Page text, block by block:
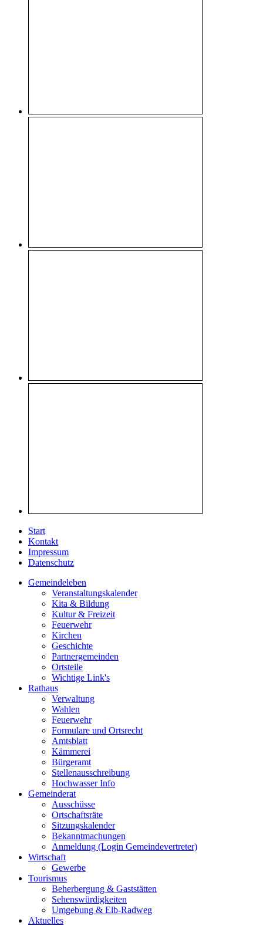
Start
Kontakt
Impressum
Datenschutz
Gemeindeleben
Veranstaltungskalender
Kita & Bildung
Kultur & Freizeit
Feuerwehr
Kirchen
Geschichte
Partnergemeinden
Ortsteile
Wichtige Link's
Rathaus
Verwaltung
Wahlen
Feuerwehr
Formulare und Ortsrecht
Amtsblatt
Kämmerei
Bürgeramt
Stellenausschreibung
Hochwasser Info
Gemeinderat
Ausschüsse
Ortschaftsräte
Sitzungskalender
Bekanntmachungen
Anmeldung (Login Gemeindevertreter)
Wirtschaft
Gewerbe
Tourismus
Beherbergung & Gaststätten
Sehenswürdigkeiten
Umgebung & Elb-Radweg
Aktuelles